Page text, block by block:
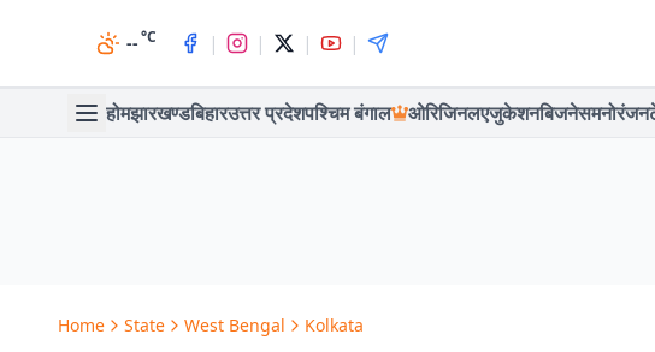
--°C | | | |
होमझारखण्डबिहारउत्तर प्रदेशपश्चिम बंगाल ओरिजिनलएजुकेशनबिजनेसमनोरंजन
Home State West Bengal Kolkata